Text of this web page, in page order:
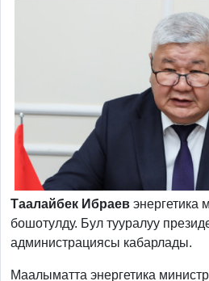
Таалайбек Ибраев энергетика
бошотулду. Бул тууралуу
администрациясы кабарлады.
Маалыматта энергетика